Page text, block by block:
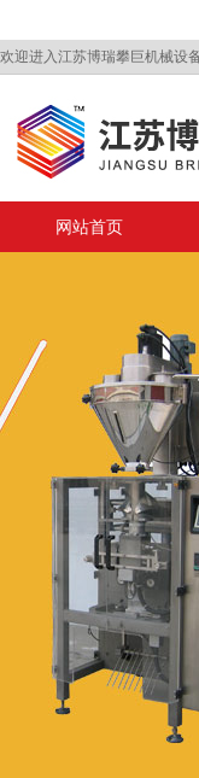
欢迎进入江苏博瑞攀巨机械设
网站首页